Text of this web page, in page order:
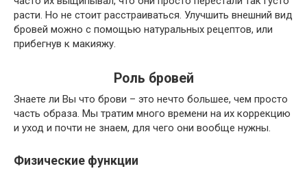
расти. Но не стоит расстраиваться. Улучшить внешний вид
бровей можно с помощью натуральных рецептов, или
прибегнув к макияжу.
Роль бровей
Знаете ли Вы что брови – это нечто большее, чем просто
часть образа. Мы тратим много времени на их коррекцию
и уход и почти не знаем, для чего они вообще нужны.
Физические функции